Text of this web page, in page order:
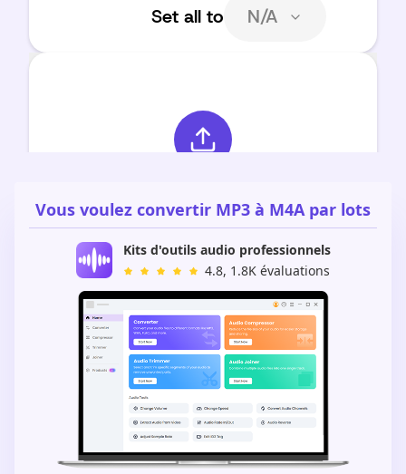
Vous voulez convertir MP3 à M4A par lots
Kits d'outils audio professionnels
4.8, 1.8K évaluations